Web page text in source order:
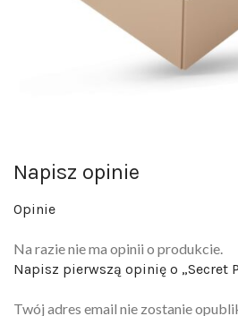
Napisz opinie
Opinie
Na razie nie ma opinii o produkcie.
Napisz pierwszą opinię o „Secret
Twój adres email nie zostanie